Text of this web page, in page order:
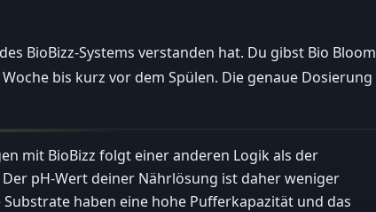
BioBizz-Systems verstanden hat. Du gibst Bio Bloom
bis kurz vor dem Spülen. Die genaue Dosierung
mit BioBizz folgt einer anderen Logik als der
pH-Wert deiner Nährlösung ist daher weniger
haben eine hohe Pufferkapazität und das